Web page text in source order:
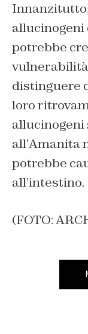
allucinogeni
potrebbe
distinguere
loro
all’Amanita
potrebbe
all’intestino.
(FOTO: